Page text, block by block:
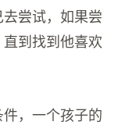
尝试，如果尝
到找到他喜欢
，一个孩子的